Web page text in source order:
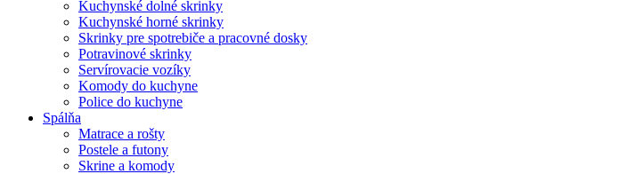
Kuchynské dolné skrinky
Kuchynské horné skrinky
Skrinky pre spotrebiče a pracovné dosky
Potravinové skrinky
Servírovacie vozíky
Komody do kuchyne
Police do kuchyne
Spálňa
Matrace a rošty
Postele a futony
Skrine a komody